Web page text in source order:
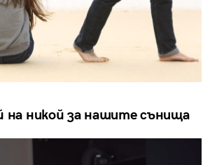
на никой за нашите сънища